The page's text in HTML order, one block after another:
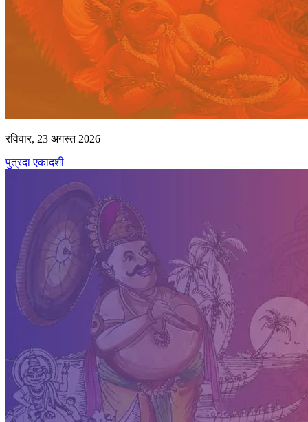
रविवार, 23 अगस्त 2026
पुत्रदा एकादशी